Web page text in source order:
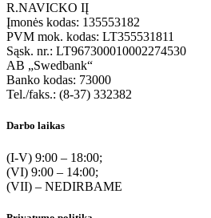
R.NAVICKO IĮ
Įmonės kodas: 135553182
PVM mok. kodas: LT355531811
Sąsk. nr.: LT967300010002274530
AB „Swedbank“
Banko kodas: 73000
Tel./faks.: (8-37) 332382
Darbo laikas
(I-V) 9:00 – 18:00;
(VI) 9:00 – 14:00;
(VII) – NEDIRBAME